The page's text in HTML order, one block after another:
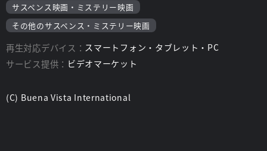
サスペンス映画・ミステリー映画
その他のサスペンス・ミステリー映画
再生対応デバイス： スマートフォン・タブレット・PC
サービス提供： ビデオマーケット
(C) Buena Vista International